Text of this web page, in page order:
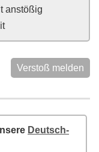
anstößig
Verstoß melden
Deutsch-